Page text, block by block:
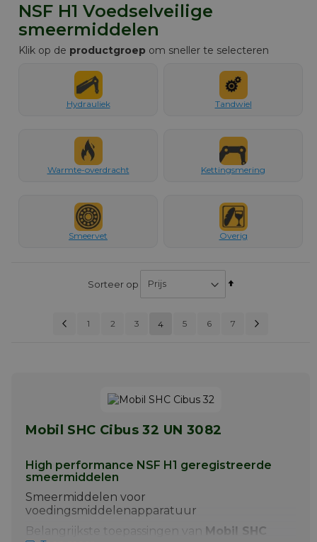
NSF H1 Voedselveilige
smeermiddelen
Klik op de productgroep om sneller te selecteren
Hydrauliek Tandwiel
Warmte-overdracht Kettingsmering
Smeervet Overig
Sorteer op
Van
laag
PAGINAPagina
Vorige Pagina
1 Pagina
2 Pagina
3 U lees momenteel
4 5 6 7
Mobil SHC Cibus 32 UN 3082
High performance NSF H1 geregistreerde
smeermiddelen
Smeermiddelen voor
voedingsmiddelenapparatuur
Belangrijkste toepassingen van Mobil SHC